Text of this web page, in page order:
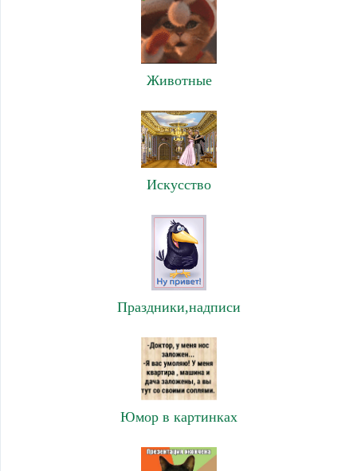
Животные
Искусство
Праздники,надписи
Юмор в картинках